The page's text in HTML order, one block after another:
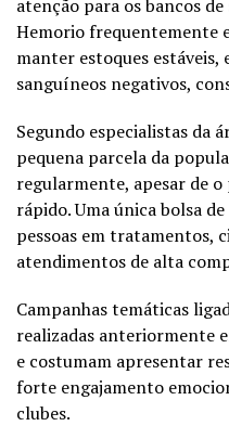
atenção para os bancos
Hemorio frequentemente
manter estoques
sanguíneos negativos,
Segundo especialistas da
pequena parcela da
regularmente, apesar de
rápido. Uma única bolsa
pessoas em tratamentos,
atendimentos de alta
Campanhas temáticas
realizadas anteriormente
e costumam apresentar
forte engajamento
clubes.